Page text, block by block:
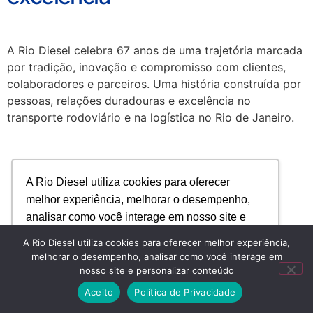
A Rio Diesel utiliza cookies para oferecer
melhor experiência, melhorar o desempenho,
analisar como você interage em nosso site e
Recusar Cookies Aceitar Cookies
A Rio Diesel celebra 67 anos de uma trajetória marcada
por tradição, inovação e compromisso com clientes,
colaboradores e parceiros. Uma história construída por
pessoas, relações duradouras e excelência no
transporte rodoviário e na logística no Rio de Janeiro.
A Rio Diesel utiliza cookies para oferecer melhor experiência,
melhorar o desempenho, analisar como você interage em
nosso site e personalizar conteúdo
Aceito
Política de Privacidade